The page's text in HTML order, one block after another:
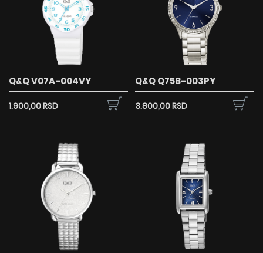
Q&Q V07A-004VY
1.900,00 RSD
Q&Q Q75B-003PY
3.800,00 RSD